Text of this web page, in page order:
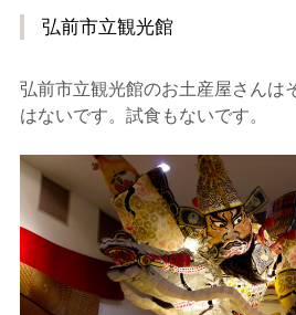
弘前市立観光館
弘前市立観光館のお土産屋さんは
はないです。試食もないです。